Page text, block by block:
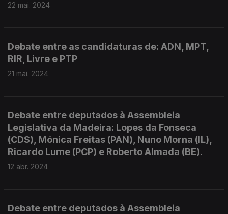
22 mai. 2024
Debate entre as candidaturas de: ADN, MPT,
RIR, Livre e PTP
21 mai. 2024
Debate entre deputados à Assembleia
Legislativa da Madeira: Lopes da Fonseca
(CDS), Mónica Freitas (PAN), Nuno Morna (IL),
Ricardo Lume (PCP) e Roberto Almada (BE).
12 abr. 2024
Debate entre deputados à Assembleia